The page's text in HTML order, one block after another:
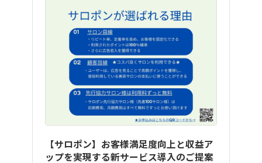
【サロポン】お客様満足度向上と収益ア
ップを実現する新サービス導入のご提案